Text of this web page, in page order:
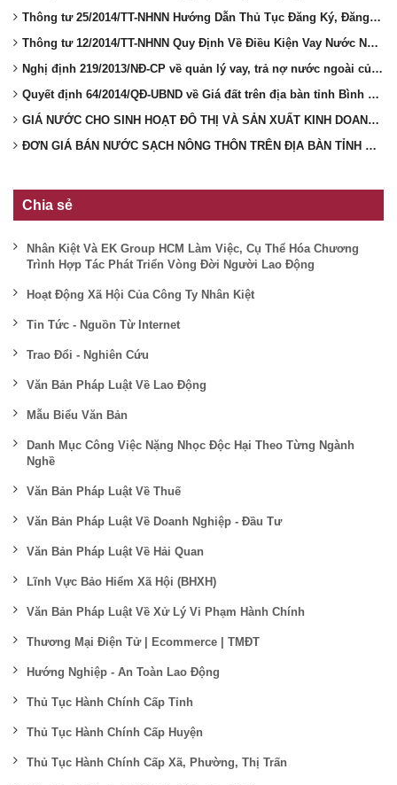
Thông tư 25/2014/TT-NHNN Hướng Dẫn Thủ Tục Đăng Ký, Đăng Ký Thay Đổi Khoản Vay Nước Ngoài Của Doanh Nghiệp Không Được Chính Phủ Bảo Lãnh
Thông tư 12/2014/TT-NHNN Quy Định Về Điều Kiện Vay Nước Ngoài Của Doanh Nghiệp Không Được Chính Phủ Bảo Lãnh
Nghị định 219/2013/NĐ-CP về quản lý vay, trả nợ nước ngoài của doanh nghiệp không được Chính phủ bảo lãnh
Quyết định 64/2014/QĐ-UBND về Giá đất trên địa bàn tỉnh Bình Dương
GIÁ NƯỚC CHO SINH HOẠT ĐÔ THỊ VÀ SẢN XUẤT KINH DOANH TRÊN ĐỊA BÀN TỈNH BÌNH DƯƠNG
ĐƠN GIÁ BÁN NƯỚC SẠCH NÔNG THÔN TRÊN ĐỊA BÀN TỈNH BÌNH DƯƠNG
Chia sẻ
Nhân Kiệt Và EK Group HCM Làm Việc, Cụ Thể Hóa Chương
Trình Hợp Tác Phát Triển Vòng Đời Người Lao Động
Hoạt Động Xã Hội Của Công Ty Nhân Kiệt
Tin Tức - Nguồn Từ Internet
Trao Đổi - Nghiên Cứu
Văn Bản Pháp Luật Về Lao Động
Mẫu Biểu Văn Bản
Danh Mục Công Việc Nặng Nhọc Độc Hại Theo Từng Ngành
Nghề
Văn Bản Pháp Luật Về Thuế
Văn Bản Pháp Luật Về Doanh Nghiệp - Đầu Tư
Văn Bản Pháp Luật Về Hải Quan
Lĩnh Vực Bảo Hiểm Xã Hội (BHXH)
Văn Bản Pháp Luật Về Xử Lý Vi Phạm Hành Chính
Thương Mại Điện Tử | Ecommerce | TMĐT
Hướng Nghiệp - An Toàn Lao Động
Thủ Tục Hành Chính Cấp Tỉnh
Thủ Tục Hành Chính Cấp Huyện
Thủ Tục Hành Chính Cấp Xã, Phường, Thị Trấn